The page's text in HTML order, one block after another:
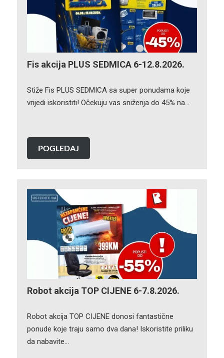
Fis akcija PLUS SEDMICA 6-12.8.2026.
Stiže Fis PLUS SEDMICA sa super ponudama koje
vrijedi iskoristiti! Očekuju vas sniženja do 45% na…
POGLEDAJ
Robot akcija TOP CIJENE 6-7.8.2026.
Robot akcija TOP CIJENE donosi fantastične
ponude koje traju samo dva dana! Iskoristite priliku
da nabavite…